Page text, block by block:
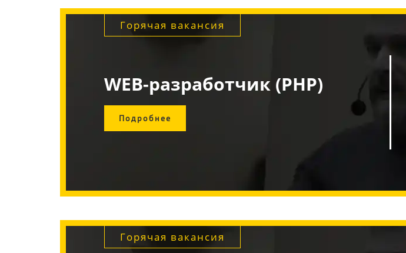
Горячая вакансия
WEB-разработчик (PHP)
Подробнее
Горячая вакансия